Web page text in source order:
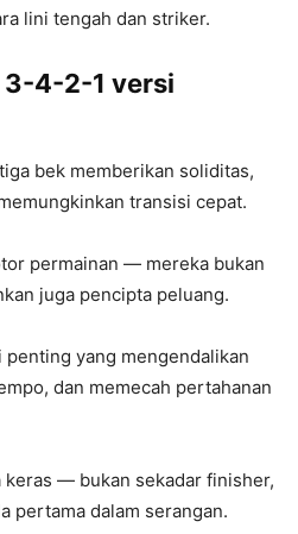
lini tengah dan striker.
4-2-1 versi
bek memberikan soliditas,
transisi cepat.
permainan — mereka bukan
juga pencipta peluang.
yang mengendalikan
dan memecah pertahanan
— bukan sekadar finisher,
pertama dalam serangan.